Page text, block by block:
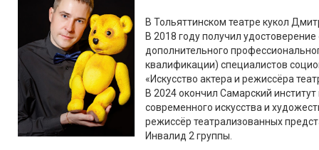
В Тольяттинском театре кукол
В 2018 году получил
дополнительного
квалификации) специалистов
«Искусство актера и режиссёра
В 2024 окончил Самарский
современного искусства и
режиссёр театрализованных
Инвалид 2 группы.